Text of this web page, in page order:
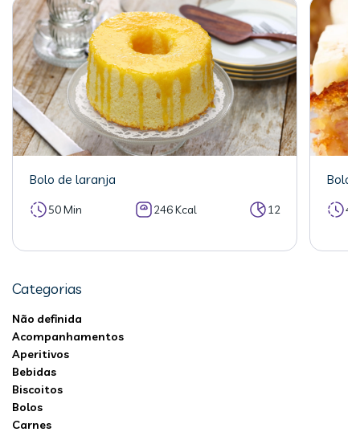
Bolo de laranja
50 Min 246 Kcal 12
Bolo
Categorias
Não definida
Acompanhamentos
Aperitivos
Bebidas
Biscoitos
Bolos
Carnes